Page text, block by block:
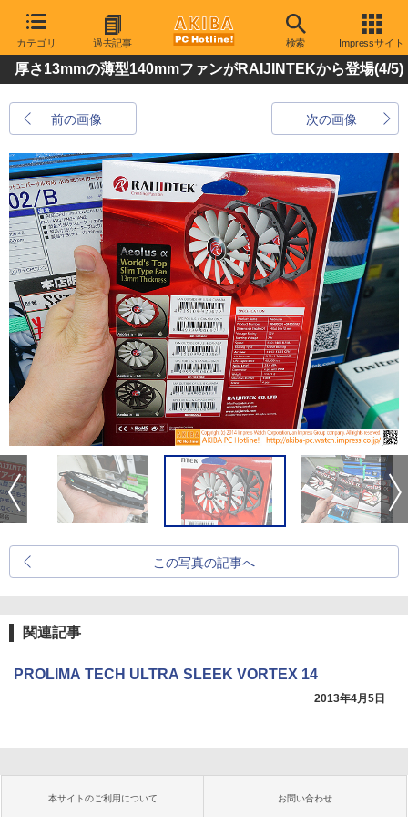
カテゴリ 過去記事 検索 Impressサイト
厚さ13mmの薄型140mmファンがRAIJINTEKから登場(4/5)
前の画像 次の画像
この写真の記事へ
関連記事
PROLIMA TECH ULTRA SLEEK VORTEX 14
2013年4月5日
本サイトのご利用について お問い合わせ